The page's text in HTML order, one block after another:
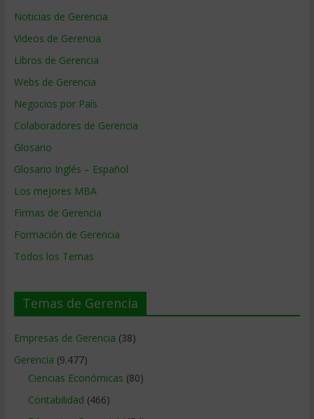
Noticias de Gerencia
Videos de Gerencia
Libros de Gerencia
Webs de Gerencia
Negocios por País
Colaboradores de Gerencia
Glosario
Glosario Inglés – Español
Los mejores MBA
Firmas de Gerencia
Formación de Gerencia
Todos los Temas
Temas de Gerencia
Empresas de Gerencia (38)
Gerencia (9.477)
Ciencias Económicas (80)
Contabilidad (466)